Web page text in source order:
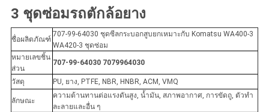
3 ชุดซ่อมรถตักล้อยาง
ชื่อผลิตภัณฑ์
707-99-64030 ชุดซีลกระบอกสูบยกเหมาะกับ Komatsu WA400-3
WA420-3 ชุดซ่อม
หมายเลขชิ้น
ส่วน
707-99-64030 7079964030
วัสดุ PU, ยาง, PTFE, NBR, HNBR, ACM, VMQ
ลักษณะ
ความต้านทานต่อแรงดันสูง, น้ำมัน, สภาพอากาศ, การขัดถู, ตัวทำ
ละลายและอื่น ๆ